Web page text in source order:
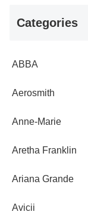
Categories
ABBA
Aerosmith
Anne-Marie
Aretha Franklin
Ariana Grande
Avicii